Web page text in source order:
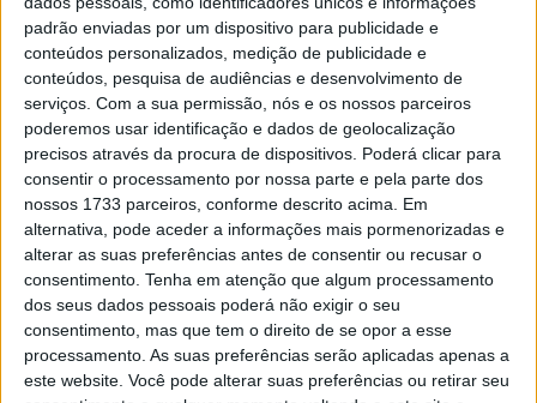
padrão enviadas por um dispositivo para publicidade e
conteúdos personalizados, medição de publicidade e
conteúdos, pesquisa de audiências e desenvolvimento de
serviços. Com a sua permissão, nós e os nossos parceiros
poderemos usar identificação e dados de geolocalização
precisos através da procura de dispositivos. Poderá clicar para
consentir o processamento por nossa parte e pela parte dos
nossos 1733 parceiros, conforme descrito acima. Em
alternativa, pode aceder a informações mais pormenorizadas e
alterar as suas preferências antes de consentir ou recusar o
consentimento. Tenha em atenção que algum processamento
dos seus dados pessoais poderá não exigir o seu
consentimento, mas que tem o direito de se opor a esse
processamento. As suas preferências serão aplicadas apenas a
este website. Você pode alterar suas preferências ou retirar seu
Os motores elétricos também estão a difundir-se nas
corridas e novas necessidades estão a surgir,
dependendo da especialidade em que são utilizados. Na
verdade, as características de um motor eléctrico nem
sempre são ideais para uma utilização específica: só
para dar um exemplo, em alguns casos a saída é
demasiado linear, ou seja, carece de explosividade e não
permite a condução como seria necessário.
Assim, a Yamaha solicitou a patente de algumas soluções
destinadas a uma moto elétrica de motocross.